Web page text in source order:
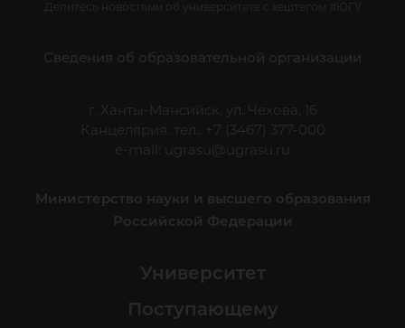
Делитесь новостями об университете с хештегом #ЮГУ
Сведения об образовательной организации
г. Ханты-Мансийск, ул. Чехова, 16
Канцелярия: тел.: +7 (3467) 377-000
e-mail:
ugrasu@ugrasu.ru
Министерство науки и высшего образования
Российской Федерации
Университет
Поступающему